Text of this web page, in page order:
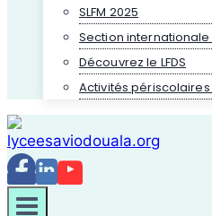
SLFM 2025
Section
Découvrez le LFDS
Activités périscolaires